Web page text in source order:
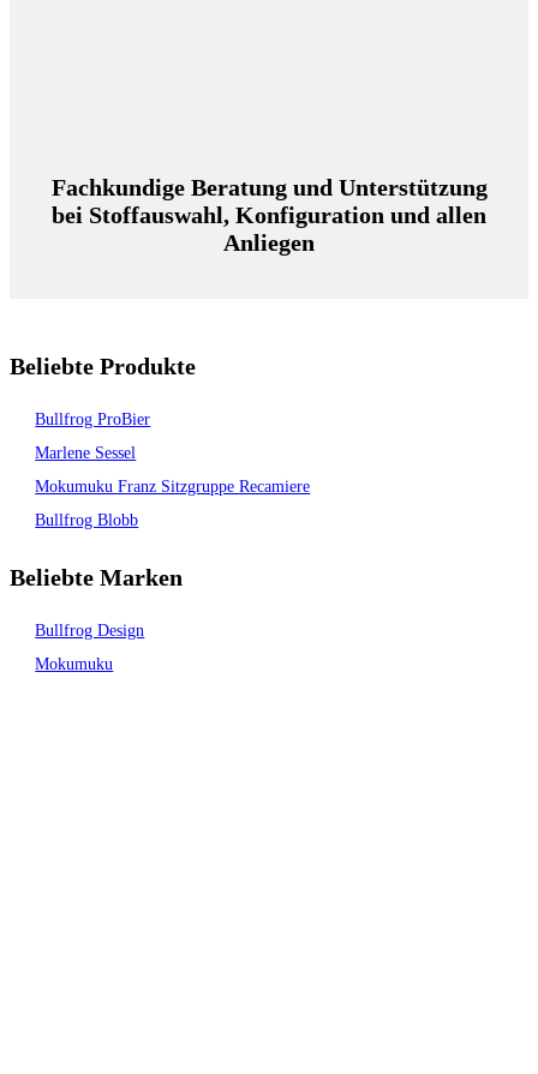
Fachkundige Beratung und Unterstützung
bei Stoffauswahl, Konfiguration und allen
Anliegen
Beliebte Produkte
Bullfrog ProBier
Marlene Sessel
Mokumuku Franz Sitzgruppe Recamiere
Bullfrog Blobb
Beliebte Marken
Bullfrog Design
Mokumuku